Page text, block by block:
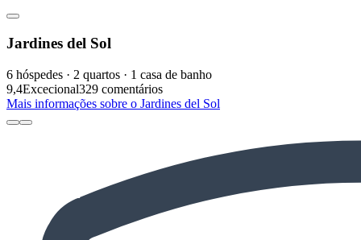
Jardines del Sol
6 hóspedes · 2 quartos · 1 casa de banho
9,4Excecional329 comentários
Mais informações sobre o Jardines del Sol